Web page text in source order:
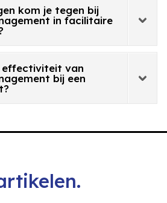
kom je tegen bij
in facilitaire
effectiviteit van
bij een